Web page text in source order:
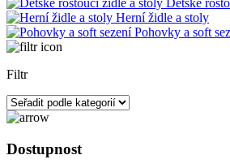
Herní židle a stoly
Pohovky a soft
Filtr
Dostupnost